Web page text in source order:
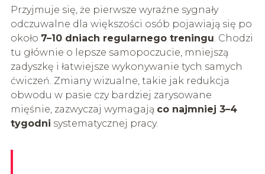
Przyjmuje się, że pierwsze wyraźne sygnały
odczuwalne dla większości osób pojawiają się po
około 7–10 dniach regularnego treningu. Chodzi
tu głównie o lepsze samopoczucie, mniejszą
zadyszkę i łatwiejsze wykonywanie tych samych
ćwiczeń. Zmiany wizualne, takie jak redukcja
obwodu w pasie czy bardziej zarysowane
mięśnie, zazwyczaj wymagają co najmniej 3–4
tygodni systematycznej pracy.